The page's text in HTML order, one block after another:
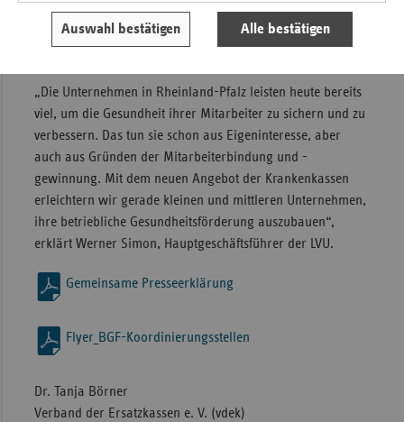
Auswahl bestätigen Alle bestätigen
mittelständische und große Unternehmen dabei, das
Thema betriebliche Gesundheit aktiv anzugehen und weiter
„Die Unternehmen in Rheinland-Pfalz leisten heute bereits
viel, um die Gesundheit ihrer Mitarbeiter zu sichern und zu
verbessern. Das tun sie schon aus Eigeninteresse, aber
auch aus Gründen der Mitarbeiterbindung und -
gewinnung. Mit dem neuen Angebot der Krankenkassen
erleichtern wir gerade kleinen und mittleren Unternehmen,
ihre betriebliche Gesundheitsförderung auszubauen“,
erklärt Werner Simon, Hauptgeschäftsführer der LVU.
Gemeinsame Presseerklärung
Flyer_BGF-Koordinierungsstellen
Dr. Tanja Börner
Verband der Ersatzkassen e. V. (vdek)